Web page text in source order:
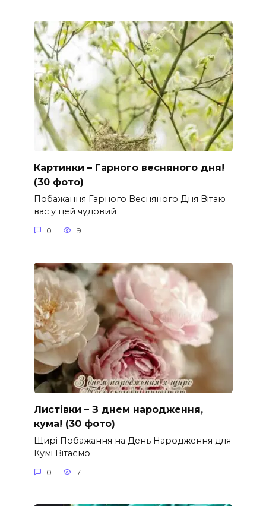
Картинки – Гарного весняного дня!
(30 фото)
Побажання Гарного Весняного Дня Вітаю
вас у цей чудовий
0 9
Листівки – З днем народження,
кума! (30 фото)
Щирі Побажання на День Народження для
Кумі Вітаємо
0 7